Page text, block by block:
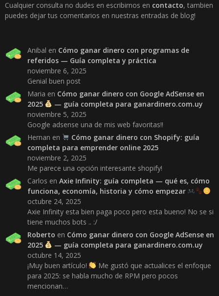
Cualquier consulta no dudes en escribirnos en contacto, tambien
puedes dejar tus comentarios en nuestras entradas de blog!
Anibal en Cómo ganar dinero con programas de
referidos — Guía completa y práctica
noviembre 6, 2025
Genial buen post
Maria en Cómo ganar dinero con Google AdSense en
2025
— guía completa para ganardinero.com.uy
noviembre 5, 2025
Google adsense una de mis web favoritas!!
Hernan en
Cómo ganar dinero con Shopify: guía
completa para emprender online 2025
noviembre 2, 2025
Me parece una opción interesante shopify!
Carlos en Axie Infinity: guía completa — qué es, cómo
funciona, economía, historia y cómo empezar
octubre 24, 2025
Axie Infinity esta bien paga poco pero esta bueno! No se si
tiene muchos bots .. :/
Roberto en Cómo ganar dinero con Google AdSense en
2025
— guía completa para ganardinero.com.uy
octubre 14, 2025
¡Muy buen artículo!
Me gustó que actualices el enfoque
para 2025: se habla mucho de RPM pero pocos
mencionan…